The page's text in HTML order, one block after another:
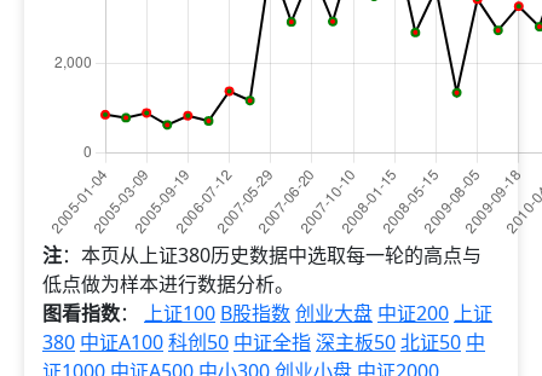
注：本页从上证380历史数据中选取每一轮的高点与
低点做为样本进行数据分析。
图看指数： 上证100 B股指数创业大盘 中证200 上证
380 中证A100科创50 中证全指深主板50北证50 中